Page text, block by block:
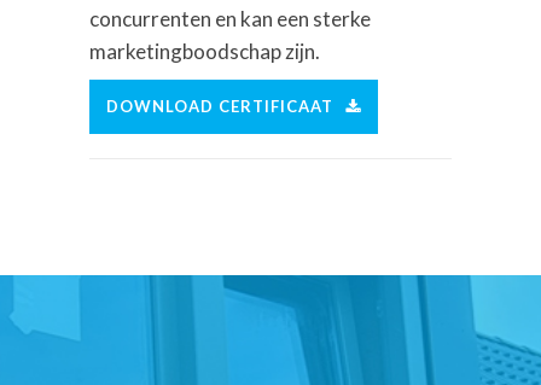
concurrenten en kan een sterke
marketingboodschap zijn.
DOWNLOAD CERTIFICAAT